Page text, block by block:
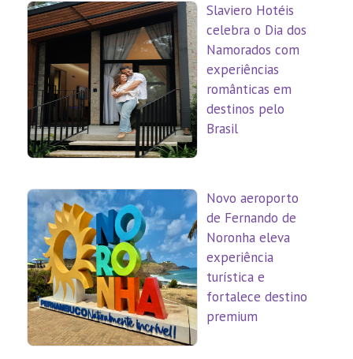
Slaviero Hotéis
celebra o Dia dos
Namorados com
experiências
românticas em
destinos pelo
Brasil
Novo aeroporto
de Fernando de
Noronha eleva
experiência
turística e
fortalece destino
premium